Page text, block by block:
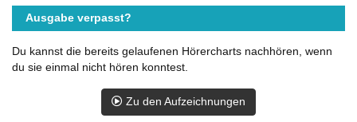
Ausgabe verpasst?
Du kannst die bereits gelaufenen Hörercharts nachhören, wenn
du sie einmal nicht hören konntest.
Zu den Aufzeichnungen